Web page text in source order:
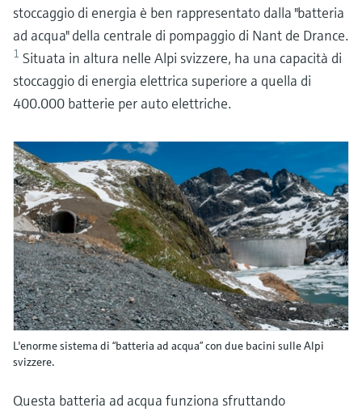
stoccaggio di energia è ben rappresentato dalla "batteria
ad acqua" della centrale di pompaggio di Nant de Drance.
1 Situata in altura nelle Alpi svizzere, ha una capacità di
stoccaggio di energia elettrica superiore a quella di
400.000 batterie per auto elettriche.
L'enorme sistema di “batteria ad acqua” con due bacini sulle Alpi
svizzere.
Questa batteria ad acqua funziona sfruttando